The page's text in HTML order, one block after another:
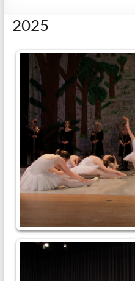
2025